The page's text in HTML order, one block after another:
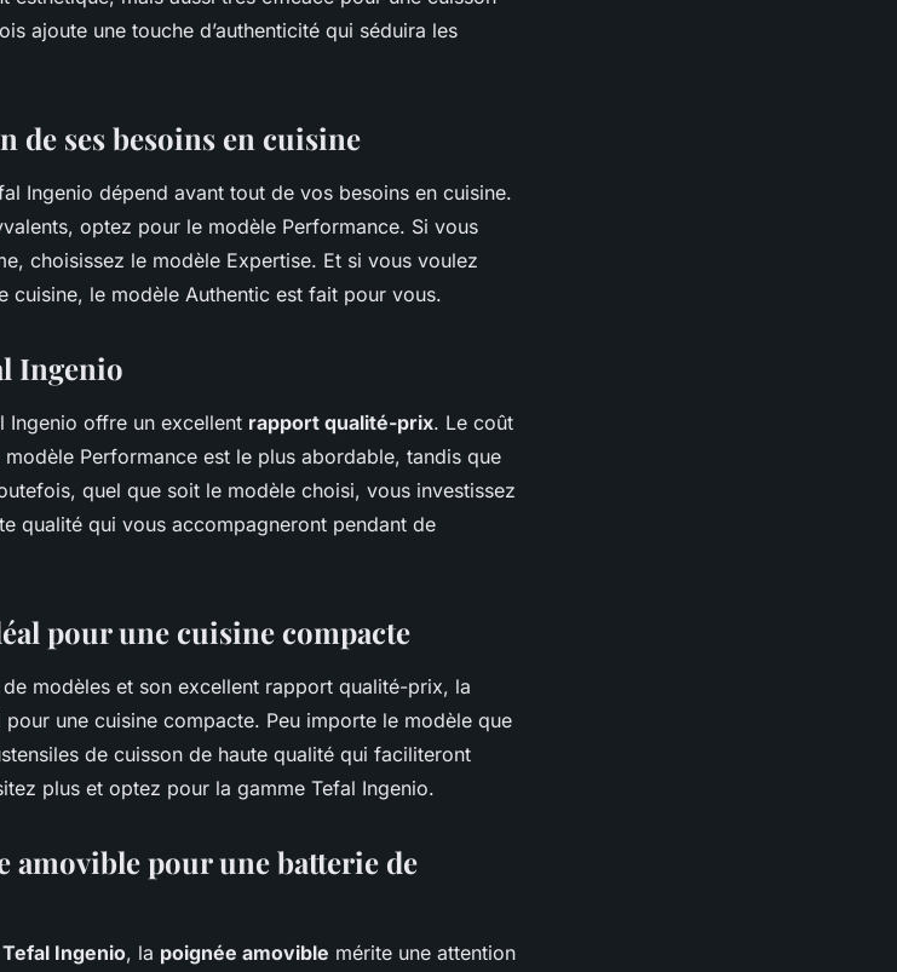
ajoute une touche d’authenticité qui séduira les
de ses besoins en cuisine
Ingenio dépend avant tout de vos besoins en cuisine.
optez pour le modèle Performance. Si vous
choisissez le modèle Expertise. Et si vous voulez
cuisine, le modèle Authentic est fait pour vous.
Ingenio
Ingenio offre un excellent rapport qualité-prix. Le coût
Performance est le plus abordable, tandis que
quel que soit le modèle choisi, vous investissez
qualité qui vous accompagneront pendant de
pour une cuisine compacte
modèles et son excellent rapport qualité-prix, la
une cuisine compacte. Peu importe le modèle que
de cuisson de haute qualité qui faciliteront
plus et optez pour la gamme Tefal Ingenio.
amovible pour une batterie de
Tefal Ingenio, la poignée amovible mérite une attention